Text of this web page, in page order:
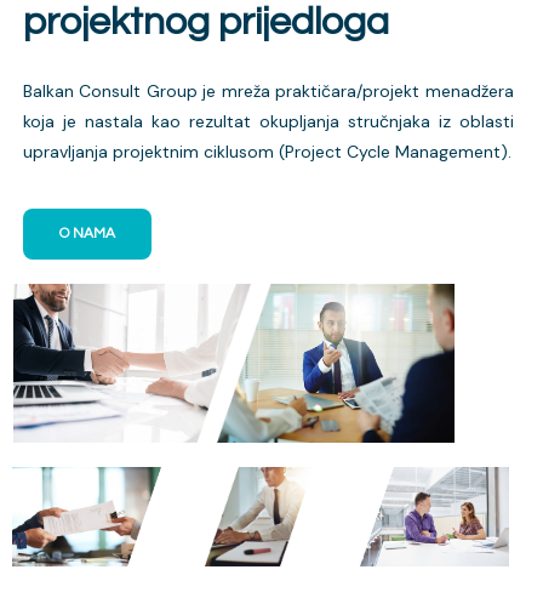
projektnog prijedloga
Balkan Consult Group je mreža praktičara/projekt menadžera
koja je nastala kao rezultat okupljanja stručnjaka iz oblasti
upravljanja projektnim ciklusom (Project Cycle Management).
O NAMA